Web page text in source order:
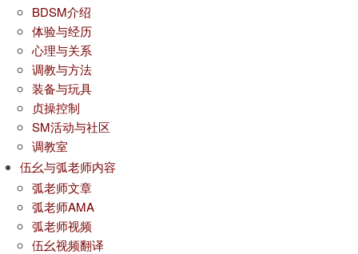
BDSM介绍
体验与经历
心理与关系
调教与方法
装备与玩具
贞操控制
SM活动与社区
调教室
伍幺与弧老师内容
弧老师文章
弧老师AMA
弧老师视频
伍幺视频翻译